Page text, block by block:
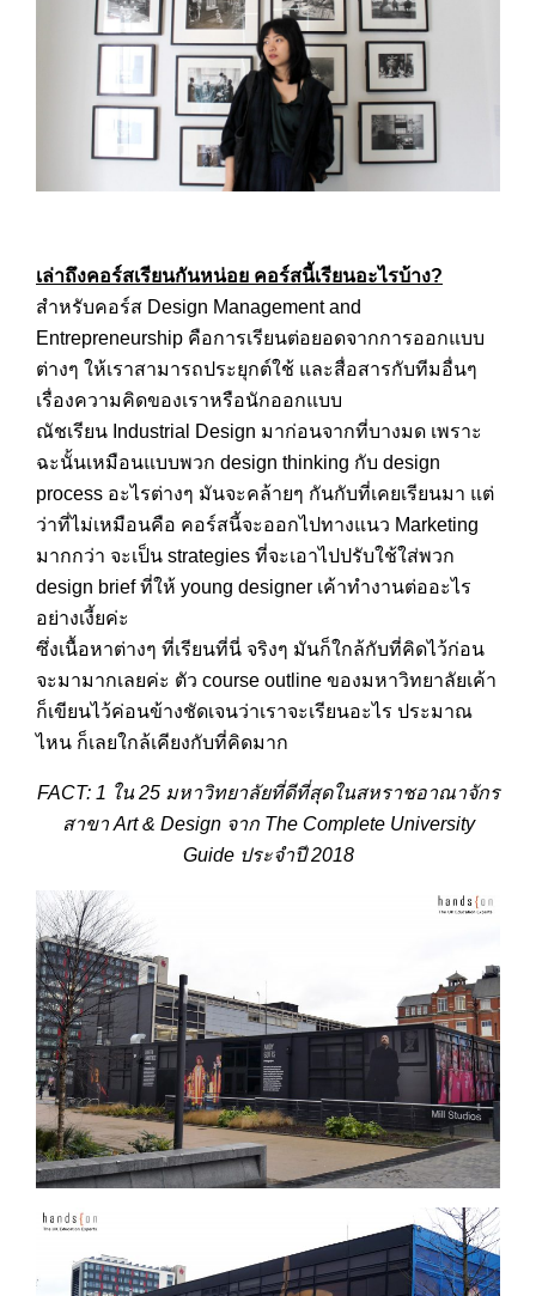
เล่าถึงคอร์สเรียนกันหน่อย คอร์สนี้เรียนอะไรบ้าง?
สำหรับคอร์ส Design Management and
Entrepreneurship คือการเรียนต่อยอดจากการออกแบบ
ต่างๆ ให้เราสามารถประยุกต์ใช้ และสื่อสารกับทีมอื่นๆ
เรื่องความคิดของเราหรือนักออกแบบ
ณัชเรียน Industrial Design มาก่อนจากที่บางมด เพราะ
ฉะนั้นเหมือนแบบพวก design thinking กับ design
process อะไรต่างๆ มันจะคล้ายๆ กันกับที่เคยเรียนมา แต่
ว่าที่ไม่เหมือนคือ คอร์สนี้จะออกไปทางแนว Marketing
มากกว่า จะเป็น strategies ที่จะเอาไปปรับใช้ใส่พวก
design brief ที่ให้ young designer เค้าทำงานต่ออะไร
อย่างเงี้ยค่ะ
ซึ่งเนื้อหาต่างๆ ที่เรียนที่นี่ จริงๆ มันก็ใกล้กับที่คิดไว้ก่อน
จะมามากเลยค่ะ ตัว course outline ของมหาวิทยาลัยเค้า
ก็เขียนไว้ค่อนข้างชัดเจนว่าเราจะเรียนอะไร ประมาณ
ไหน ก็เลยใกล้เคียงกับที่คิดมาก
FACT: 1 ใน 25 มหาวิทยาลัยที่ดีที่สุดในสหราชอาณาจักร
สาขา Art & Design จาก The Complete University
Guide ประจำปี 2018